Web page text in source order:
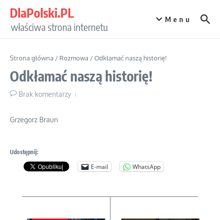
DlaPolski.PL
właściwa strona internetu
Menu
Strona główna / Rozmowa /Odkłamać naszą historię!
Odkłamać naszą historię!
Brak komentarzy
Grzegorz Braun
Udostępnij:
E-mail WhatsApp